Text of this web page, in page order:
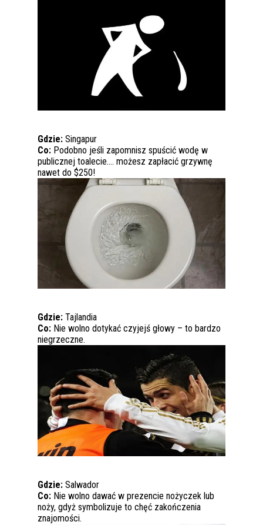
Gdzie: Singapur
Co: Podobno jeśli zapomnisz spuścić wodę w
publicznej toalecie…. możesz zapłacić grzywnę
nawet do $250!
Gdzie: Tajlandia
Co: Nie wolno dotykać czyjejś głowy – to bardzo
niegrzeczne.
Gdzie: Salwador
Co: Nie wolno dawać w prezencie nożyczek lub
noży, gdyż symbolizuje to chęć zakończenia
znajomości.